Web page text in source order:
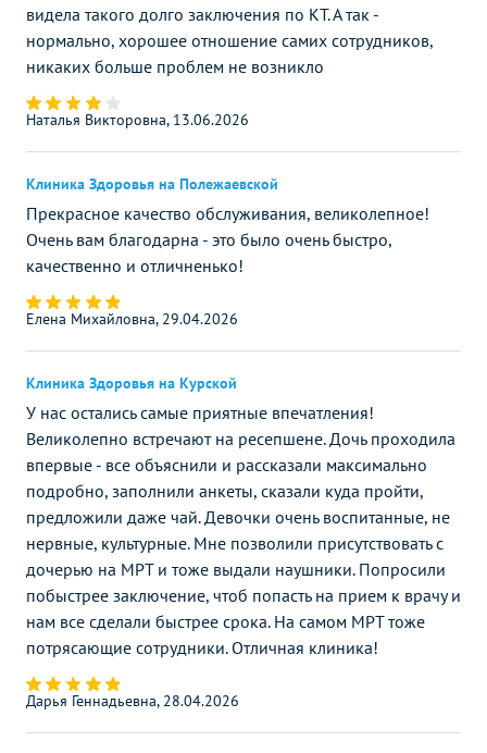
видела такого долго заключения по КТ. А так -
нормально, хорошее отношение самих сотрудников,
никаких больше проблем не возникло
Наталья Викторовна, 13.06.2026
Клиника Здоровья на Полежаевской
Прекрасное качество обслуживания, великолепное!
Очень вам благодарна - это было очень быстро,
качественно и отличненько!
Елена Михайловна, 29.04.2026
Клиника Здоровья на Курской
У нас остались самые приятные впечатления!
Великолепно встречают на ресепшене. Дочь проходила
впервые - все объяснили и рассказали максимально
подробно, заполнили анкеты, сказали куда пройти,
предложили даже чай. Девочки очень воспитанные, не
нервные, культурные. Мне позволили присутствовать с
дочерью на МРТ и тоже выдали наушники. Попросили
побыстрее заключение, чтоб попасть на прием к врачу и
нам все сделали быстрее срока. На самом МРТ тоже
потрясающие сотрудники. Отличная клиника!
Дарья Геннадьевна, 28.04.2026